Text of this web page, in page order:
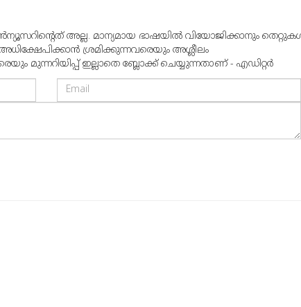
അല്ല. മാന്യമായ ഭാഷയില്‍ വിയോജിക്കാനും
ശ്രമിക്കുന്നവരെയും അശ്ലീലം
മുന്നറിയിപ്പ് ഇല്ലാതെ ബ്ലോക്ക് ചെയ്യുന്നതാണ് - എഡിറ്റര്‍